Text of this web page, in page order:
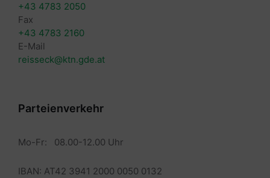
+43 4783 2050
Fax
+43 4783 2160
E-Mail
reisseck@ktn.gde.at
Parteienverkehr
Mo-Fr: 08.00-12.00 Uhr
IBAN: AT42 3941 2000 0050 0132